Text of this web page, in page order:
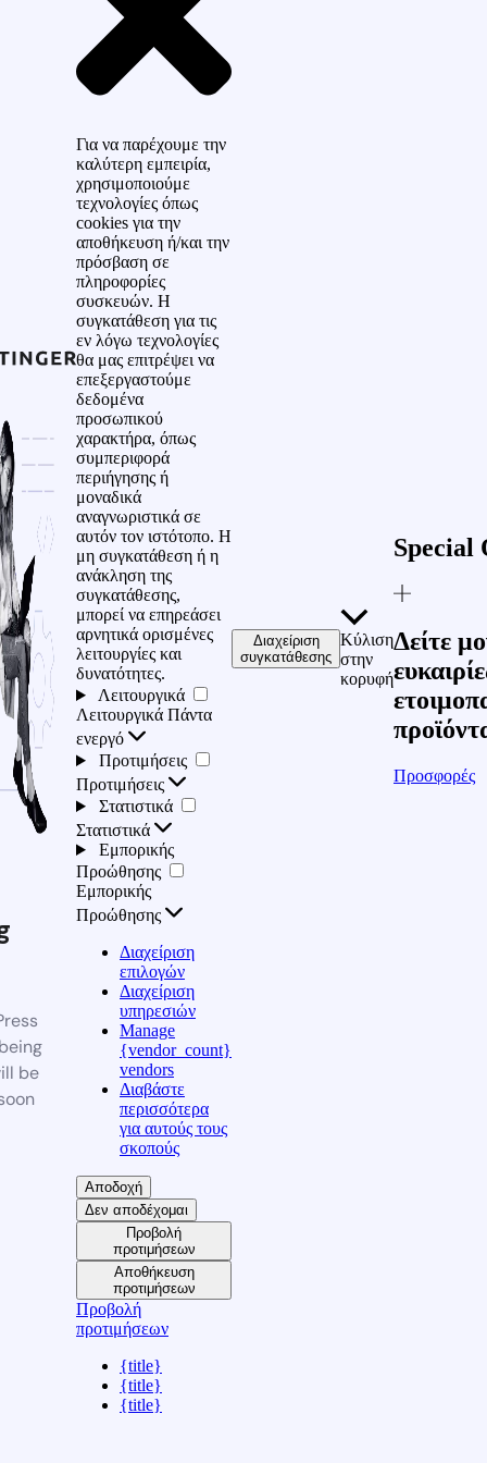
be
Για να παρέχουμε την
καλύτερη εμπειρία,
χρησιμοποιούμε
τεχνολογίες όπως
cookies για την
αποθήκευση ή/και την
πρόσβαση σε
πληροφορίες
συσκευών. Η
συγκατάθεση για τις
εν λόγω τεχνολογίες
θα μας επιτρέψει να
επεξεργαστούμε
δεδομένα
προσωπικού
χαρακτήρα, όπως
συμπεριφορά
περιήγησης ή
μοναδικά
αναγνωριστικά σε
αυτόν τον ιστότοπο. Η
μη συγκατάθεση ή η
ανάκληση της
συγκατάθεσης,
μπορεί να επηρεάσει
αρνητικά ορισμένες
λειτουργίες και
δυνατότητες.
Λειτουργικά
Λειτουργικά Πάντα
ενεργό
Προτιμήσεις
Προτιμήσεις
Στατιστικά
Στατιστικά
Εμπορικής
Προώθησης
Εμπορικής
Προώθησης
Διαχείριση
επιλογών
Διαχείριση
υπηρεσιών
Manage
{vendor_count}
vendors
Διαβάστε
περισσότερα
για αυτούς τους
σκοπούς
Αποδοχή
Δεν αποδέχομαι
Προβολή
προτιμήσεων
Αποθήκευση
προτιμήσεων
Προβολή
προτιμήσεων
{title}
{title}
{title}
Διαχείριση
συγκατάθεσης
Κύλιση
στην
κορυφή
Special
Δείτε
Προσφορές